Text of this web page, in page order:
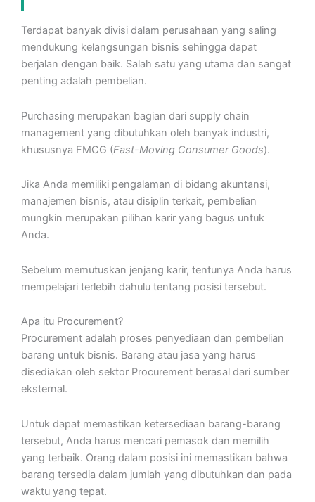
Terdapat banyak divisi dalam perusahaan yang saling
mendukung kelangsungan bisnis sehingga dapat
berjalan dengan baik. Salah satu yang utama dan sangat
penting adalah pembelian.
Purchasing merupakan bagian dari supply chain
management yang dibutuhkan oleh banyak industri,
khususnya FMCG (Fast-Moving Consumer Goods).
Jika Anda memiliki pengalaman di bidang akuntansi,
manajemen bisnis, atau disiplin terkait, pembelian
mungkin merupakan pilihan karir yang bagus untuk
Anda.
Sebelum memutuskan jenjang karir, tentunya Anda harus
mempelajari terlebih dahulu tentang posisi tersebut.
Apa itu Procurement?
Procurement adalah proses penyediaan dan pembelian
barang untuk bisnis. Barang atau jasa yang harus
disediakan oleh sektor Procurement berasal dari sumber
eksternal.
Untuk dapat memastikan ketersediaan barang-barang
tersebut, Anda harus mencari pemasok dan memilih
yang terbaik. Orang dalam posisi ini memastikan bahwa
barang tersedia dalam jumlah yang dibutuhkan dan pada
waktu yang tepat.